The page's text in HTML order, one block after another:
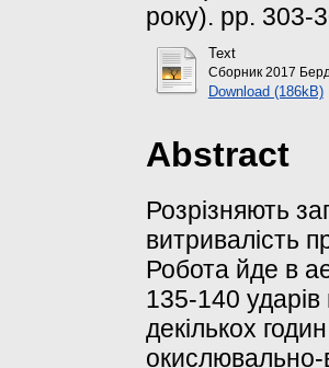
року). pp. 303-
Text
Сборник 2017
Download (186kB)
Abstract
Розрізняють
витривалість
Робота йде в
135-140
декількох
окислювально-